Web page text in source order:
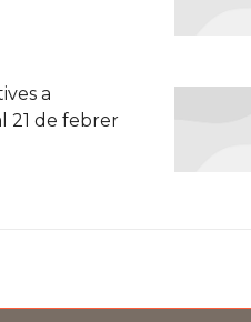
a
21 de febrer